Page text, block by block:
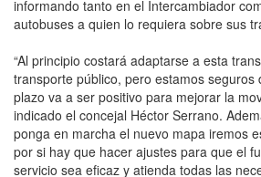
informando tanto en el Intercambiador
autobuses a quien lo requiera sobre sus
“Al principio costará adaptarse a esta
transporte público, pero estamos seguros
plazo va a ser positivo para mejorar la
indicado el concejal Héctor Serrano.
ponga en marcha el nuevo mapa iremos
por si hay que hacer ajustes para que el
servicio sea eficaz y atienda todas las